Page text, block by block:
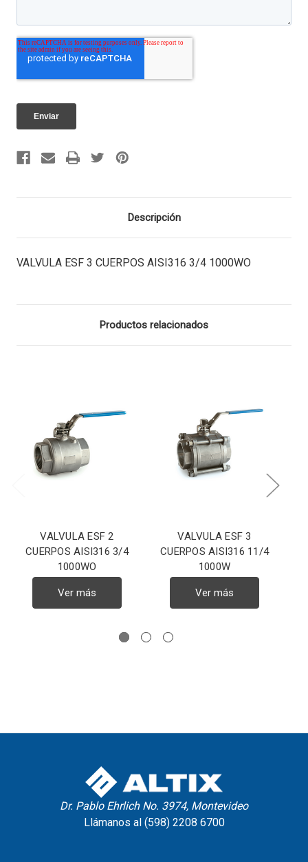
Descripción
VALVULA ESF 3 CUERPOS AISI316 3/4 1000WO
Productos relacionados
VALVULA ESF 2
CUERPOS AISI316 3/4
1000WO
Ver más
VALVULA ESF 3
CUERPOS AISI316 11/4
1000W
Ver más
Dr. Pablo Ehrlich No. 3974, Montevideo
Llámanos al (598) 2208 6700